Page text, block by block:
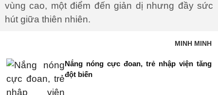
vùng cao, một điểm đến giản dị nhưng đầy sức
hút giữa thiên nhiên.
MINH MINH
Nắng nóng cực đoan, trẻ nhập viện tăng
đột biến